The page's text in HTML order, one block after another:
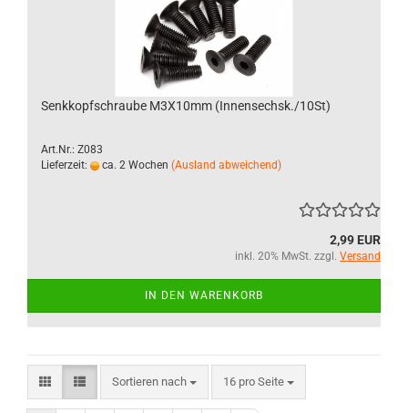
Senkkopfschraube M3X10mm (Innensechsk./10St)
Art.Nr.: Z083
Lieferzeit:
ca. 2 Wochen (Ausland abweichend)
2,99 EUR
inkl. 20% MwSt. zzgl. Versand
IN DEN WARENKORB
Sortieren nach
Sortieren nach 16 pro Seite
pro Seite